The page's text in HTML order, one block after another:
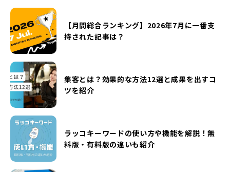
【月間総合ランキング】2026年7月に一番支
持された記事は？
集客とは？効果的な方法12選と成果を出すコ
ツを紹介
ラッコキーワードの使い方や機能を解説！無
料版・有料版の違いも紹介